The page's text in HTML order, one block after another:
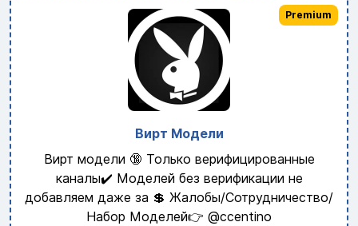
Вирт Модели
Вирт модели 🔞 Только верифицированные
каналы✔️ Моделей без верификации не
добавляем даже за 💲 Жалобы/Сотрудничество/
Набор Моделей👉 @ccentino
Premium